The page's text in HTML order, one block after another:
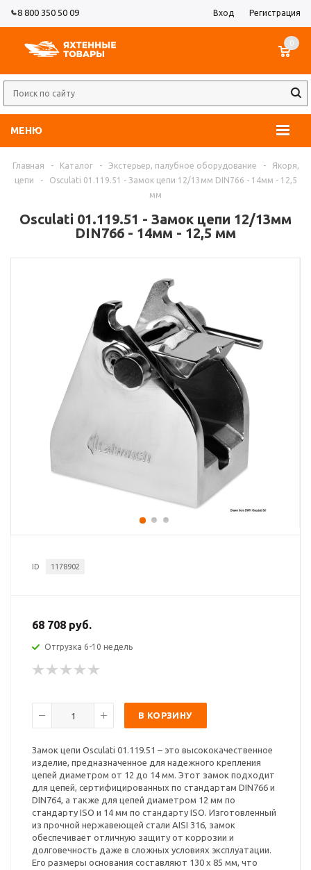
8 800 350 50 09 Вход Регистрация
МЕНЮ
0
Главная - Каталог - Экстерьер, палубное оборудование -
Якоря,
цепи
-
Osculati 01.119.51 - Замок цепи 12/13мм DIN766 - 14мм - 12,5
мм
Osculati 01.119.51 - Замок цепи 12/13мм
DIN766 - 14мм - 12,5 мм
ID 1178902
68 708 руб.
Отгрузка 6-10 недель
В КОРЗИНУ
Замок цепи Osculati 01.119.51 – это высококачественное
изделие, предназначенное для надежного крепления
цепей диаметром от 12 до 14 мм. Этот замок подходит
для цепей, сертифицированных по стандартам DIN766 и
DIN764, а также для цепей диаметром 12 мм по
стандарту ISO и 14 мм по стандарту ISO. Изготовленный
из прочной нержавеющей стали AISI 316, замок
обеспечивает отличную защиту от коррозии и
долговечность даже в сложных условиях эксплуатации.
Его размеры основания составляют 130 x 85 мм, что